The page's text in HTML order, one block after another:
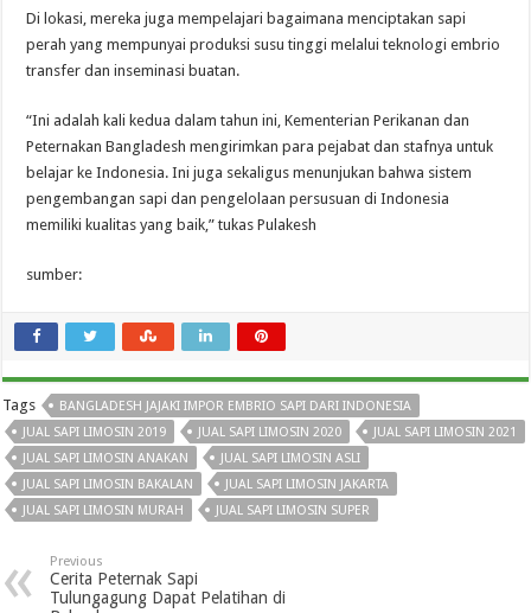
Di lokasi, mereka juga mempelajari bagaimana menciptakan sapi
perah yang mempunyai produksi susu tinggi melalui teknologi embrio
transfer dan inseminasi buatan.
“Ini adalah kali kedua dalam tahun ini, Kementerian Perikanan dan
Peternakan Bangladesh mengirimkan para pejabat dan stafnya untuk
belajar ke Indonesia. Ini juga sekaligus menunjukan bahwa sistem
pengembangan sapi dan pengelolaan persusuan di Indonesia
memiliki kualitas yang baik,” tukas Pulakesh
sumber:
Tags
BANGLADESH JAJAKI IMPOR EMBRIO SAPI DARI INDONESIA
JUAL SAPI LIMOSIN 2019
JUAL SAPI LIMOSIN 2020
JUAL SAPI LIMOSIN 2021
JUAL SAPI LIMOSIN ANAKAN
JUAL SAPI LIMOSIN ASLI
JUAL SAPI LIMOSIN BAKALAN
JUAL SAPI LIMOSIN JAKARTA
JUAL SAPI LIMOSIN MURAH
JUAL SAPI LIMOSIN SUPER
Previous
Cerita Peternak Sapi
Tulungagung Dapat Pelatihan di